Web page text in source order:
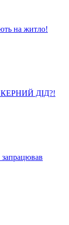
на житло!
ДІД?!
запрацював